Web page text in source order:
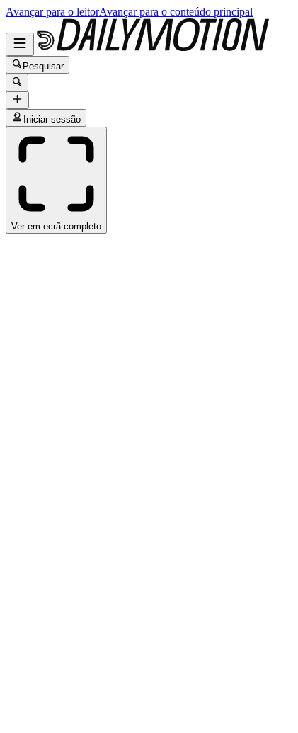
Avançar para o leitorAvançar para o conteúdo principal
Pesquisar
Iniciar sessão
Ver em ecrã completo